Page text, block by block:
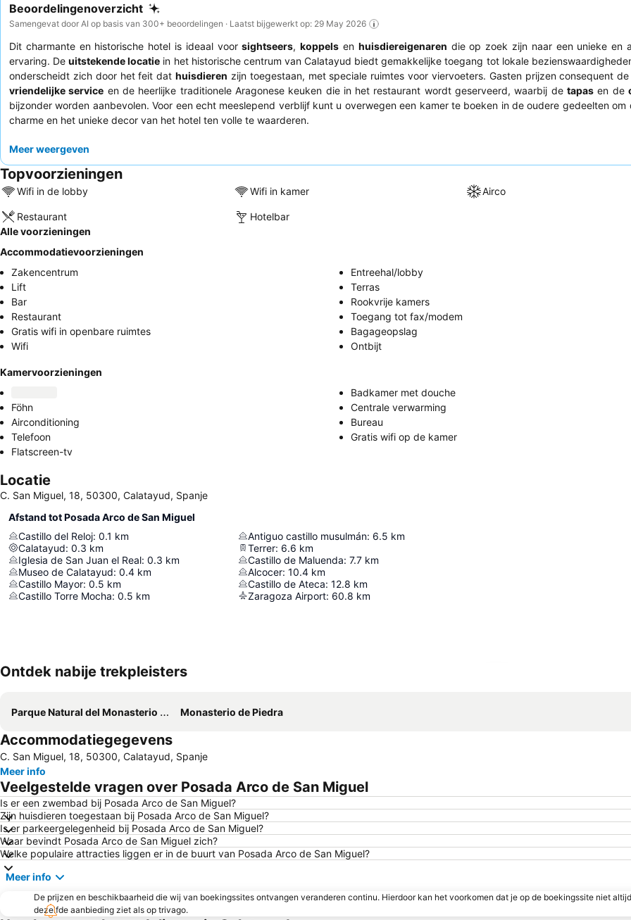
Beoordelingenoverzicht
Samengevat door AI op basis van 300+ beoordelingen · Laatst bijgewerkt op: 29 May 2026
Dit charmante en historische hotel is ideaal voorsightseers,koppels en huisdiereigenaren die op zoek zijn naar een unieke en
ervaring. Deuitstekende locatie in het historische centrum van Calatayud biedt gemakkelijke toegang tot lokale
onderscheidt zich door het feit dathuisdieren zijn toegestaan, met speciale ruimtes voor viervoeters. Gasten prijzen consequent
vriendelijke service en de heerlijke traditionele Aragonese keuken die in het restaurant wordt geserveerd, waarbij detapas en de
bijzonder worden aanbevolen. Voor een echt meeslepend verblijf kunt u overwegen een kamer te boeken in de oudere gedeelten om
charme en het unieke decor van het hotel ten volle te waarderen.
Meer weergeven
Topvoorzieningen
Wifi in de lobby Wifi in kamer Airco
Restaurant
Hotelbar
Alle voorzieningen
Accommodatievoorzieningen
Zakencentrum
Entreehal/lobby
Lift
Terras
Bar
Rookvrije kamers
Restaurant
Toegang tot fax/modem
Gratis wifi in openbare ruimtes
Bagageopslag
Wifi
Ontbijt
Kamervoorzieningen
Badkamer met douche
Föhn
Centrale verwarming
Airconditioning
Bureau
Telefoon
Gratis wifi op de kamer
Flatscreen-tv
Locatie
C. San Miguel, 18, 50300, Calatayud, Spanje
Afstand tot Posada Arco de San Miguel
Castillo del Reloj: 0.1 km
Calatayud: 0.3 km
Iglesia de San Juan el Real: 0.3 km
Museo de Calatayud: 0.4 km
Castillo Mayor: 0.5 km
Castillo Torre Mocha: 0.5 km
Antiguo castillo musulmán: 6.5 km
Terrer: 6.6 km
Castillo de Maluenda: 7.7 km
Alcocer: 10.4 km
Castillo de Ateca: 12.8 km
Zaragoza Airport: 60.8 km
Ontdek nabije trekpleisters
Parque Natural del Monasterio de Piedra Monasterio de Piedra
Accommodatiegegevens
C. San Miguel, 18, 50300, Calatayud, Spanje
Meer info
Veelgestelde vragen over Posada Arco de San Miguel
Is er een zwembad bij Posada Arco de San Miguel?
Zijn huisdieren toegestaan bij Posada Arco de San Miguel?
Is er parkeergelegenheid bij Posada Arco de San Miguel?
Waar bevindt Posada Arco de San Miguel zich?
Welke populaire attracties liggen er in de buurt van Posada Arco de San Miguel?
Meer info
De prijzen en beschikbaarheid die wij van boekingssites ontvangen veranderen continu. Hierdoor kan het voorkomen dat je op de boekingssite niet
dezelfde aanbieding ziet als op trivago.